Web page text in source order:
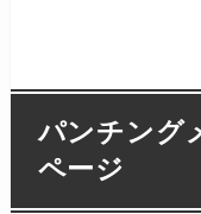
パンチング
ページ